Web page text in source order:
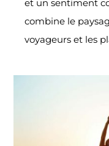
et un sentiment
combine le
voyageurs et les